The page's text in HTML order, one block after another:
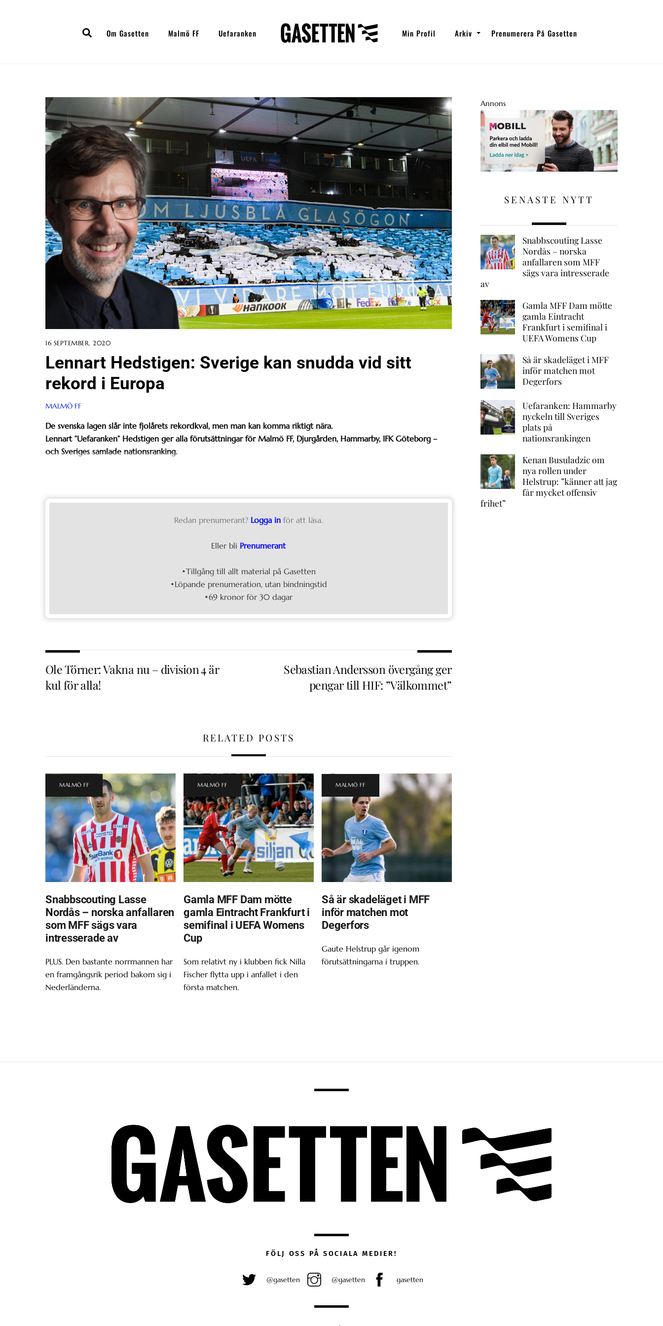
SearchOm Gasetten Malmö FF Uefaranken Min Profil Arkiv Prenumerera På Gasetten
16 SEPTEMBER, 2020
Lennart Hedstigen: Sverige kan snudda vid sitt
rekord i Europa
MALMÖ FF
De svenska lagen slår inte fjolårets rekordkval, men man kan komma riktigt nära.
Lennart ”Uefaranken” Hedstigen ger alla förutsättningar för Malmö FF, Djurgården, Hammarby, IFK Göteborg –
och Sveriges samlade nationsranking.
Redan prenumerant? Logga in för att läsa.
Eller bli Prenumerant
•Tillgång till allt material på Gasetten
•Löpande prenumeration, utan bindningstid
•69 kronor för 30 dagar
Ole Törner: Vakna nu – division 4 är
kul för alla!
Sebastian Andersson övergång ger
pengar till HIF: ”Välkommet”
RELATED POSTS
MALMÖ FF
Snabbscouting Lasse
Nordås – norska anfallaren
som MFF sägs vara
intresserade av
PLUS. Den bastante norrmannen har
en framgångsrik period bakom sig i
Nederländerna.
MALMÖ FF
Gamla MFF Dam mötte
gamla Eintracht Frankfurt i
semifinal i UEFA Womens
Cup
Som relativt ny i klubben fick Nilla
Fischer flytta upp i anfallet i den
första matchen.
MALMÖ FF
Så är skadeläget i MFF
inför matchen mot
Degerfors
Gaute Helstrup går igenom
förutsättningarna i truppen.
Annons
SENASTE NYTT
Snabbscouting Lasse
Nordås – norska
anfallaren som MFF
sägs vara intresserade
av
Gamla MFF Dam mötte
gamla Eintracht
Frankfurt i semifinal i
UEFA Womens Cup
Så är skadeläget i MFF
inför matchen mot
Degerfors
Uefaranken: Hammarby
nyckeln till Sveriges
plats på
nationsrankingen
Kenan Busuladzic om
nya rollen under
Helstrup: ”känner att jag
får mycket offensiv
frihet”
FÖLJ OSS PÅ SOCIALA MEDIER!
@gasetten @gasetten gasetten